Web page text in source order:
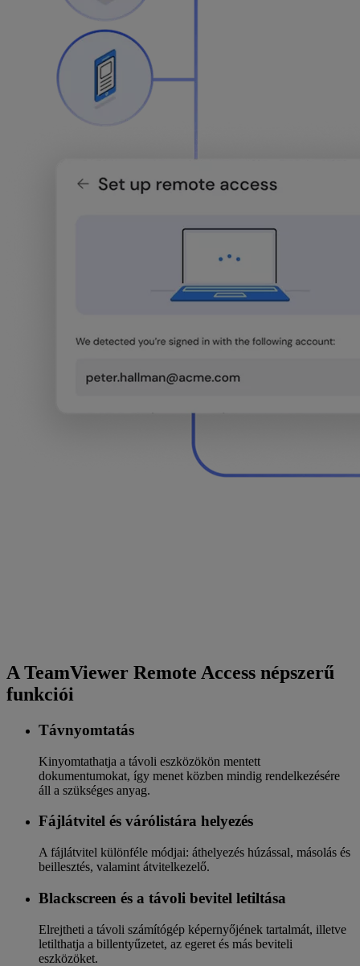
A TeamViewer Remote Access népszerű
funkciói
Távnyomtatás
Kinyomtathatja a távoli eszközökön mentett
dokumentumokat, így menet közben mindig rendelkezésére
áll a szükséges anyag.
Fájlátvitel és várólistára helyezés
A fájlátvitel különféle módjai: áthelyezés húzással, másolás és
beillesztés, valamint átvitelkezelő.
Blackscreen és a távoli bevitel letiltása
Elrejtheti a távoli számítógép képernyőjének tartalmát, illetve
letilthatja a billentyűzetet, az egeret és más beviteli
eszközöket.